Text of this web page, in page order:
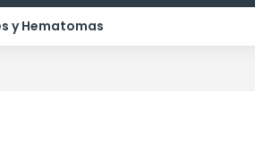
y Hematomas